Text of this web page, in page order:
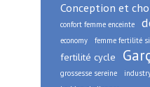
Conception et
confort femme enceinte
economy femme fertilité
fertilité cycle
grossesse sereine